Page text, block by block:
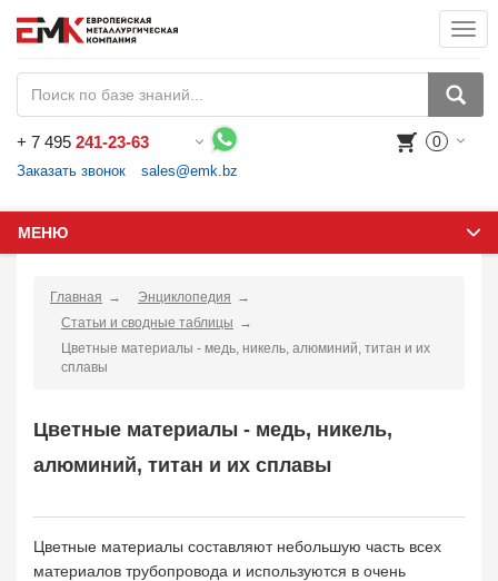
+ 7 495 241-23-63
Заказать звонок sales@emk.bz
0
МЕНЮ
Главная
Энциклопедия
Статьи и сводные таблицы
Цветные материалы - медь, никель, алюминий, титан и их
сплавы
Цветные материалы - медь, никель,
алюминий, титан и их сплавы
Цветные материалы составляют небольшую часть всех
материалов трубопровода и используются в очень